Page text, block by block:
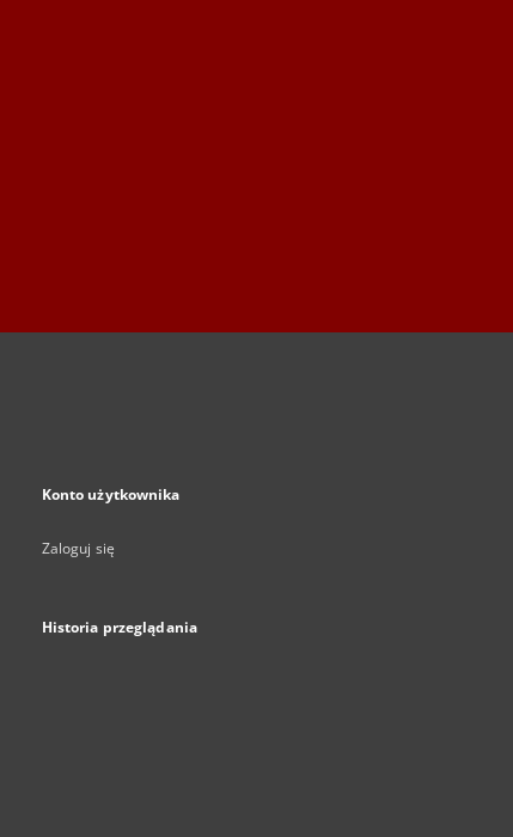
Konto użytkownika
Zaloguj się
Historia przeglądania